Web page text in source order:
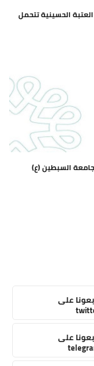
الحسينية تتحمل
السبطين (ع)
على
على